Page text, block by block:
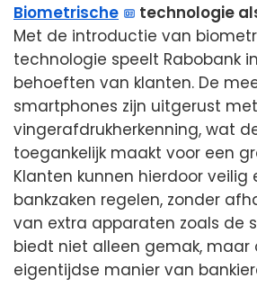
Biometrische
technologie
Met de introductie van
technologie speelt Rabobank
behoeften van klanten. De
smartphones zijn uitgerust
vingerafdrukherkenning, wat
toegankelijk maakt voor een
Klanten kunnen hierdoor veilig
bankzaken regelen, zonder
van extra apparaten zoals de
biedt niet alleen gemak, maar
eigentijdse manier van